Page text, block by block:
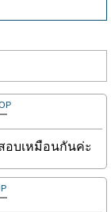
อบเหมือนกันค่ะ